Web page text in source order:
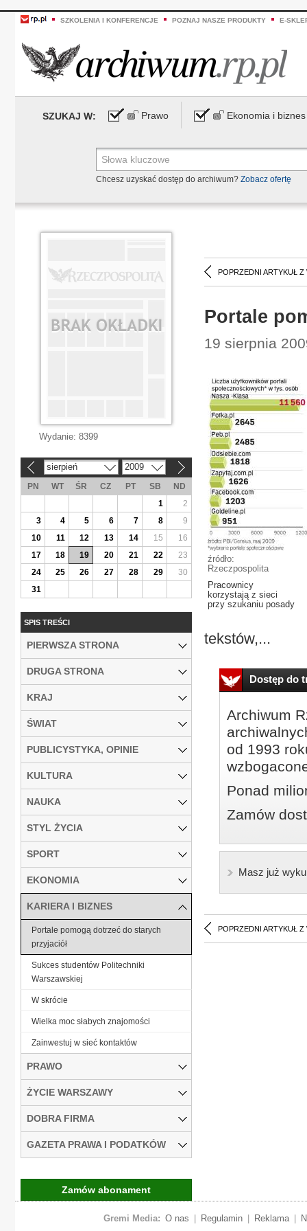
SZKOLENIA I KONFERENCJE POZNAJ NASZE PRODUKTY E-
SZUKAJ W: Prawo Ekonomia i biznes
Chcesz uzyskać dostęp do archiwum? Zobacz ofertę
POPRZEDNI ARTYKUŁ Z
Portale
19 sierpnia
źródło:
Rzeczpospolita
Pracownicy
korzystają z sieci
przy szukaniu posady
tekstów,...
Dostęp do
Archiwum
od 1993
Ponad
Zamów
Masz już
POPRZEDNI ARTYKUŁ Z
Wydanie: 8399
sierpień 2009
PN WT ŚR CZ PT SB
ND
1
2
3
4 5 6 7 8
9
10
11 12 13 14 15
16
17
18 19 20 21 22
23
24
25 26 27 28 29
30
31
SPIS TREŚCI
PIERWSZA STRONA
DRUGA STRONA
KRAJ
ŚWIAT
PUBLICYSTYKA, OPINIE
KULTURA
NAUKA
STYL ŻYCIA
SPORT
EKONOMIA
KARIERA I BIZNES
Portale pomogą dotrzeć do starych
przyjaciół
Sukces studentów Politechniki
Warszawskiej
W skrócie
Wielka moc słabych znajomości
Zainwestuj w sieć kontaktów
PRAWO
ŻYCIE WARSZAWY
DOBRA FIRMA
GAZETA PRAWA I PODATKÓW
Zamów abonament
Gremi Media: O nas Regulamin Reklama